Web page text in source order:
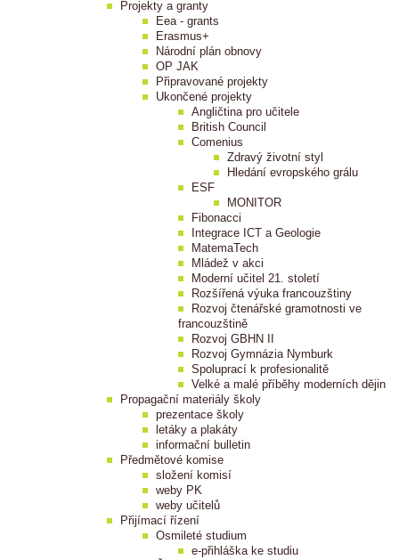
Projekty a granty
Eea - grants
Erasmus+
Národní plán obnovy
OP JAK
Připravované projekty
Ukončené projekty
Angličtina pro učitele
British Council
Comenius
Zdravý životní styl
Hledání evropského grálu
ESF
MONITOR
Fibonacci
Integrace ICT a Geologie
MatemaTech
Mládež v akci
Moderní učitel 21. století
Rozšířená výuka francouzštiny
Rozvoj čtenářské gramotnosti ve
francouzštině
Rozvoj GBHN II
Rozvoj Gymnázia Nymburk
Spoluprací k profesionalitě
Velké a malé příběhy moderních dějin
Propagační materiály školy
prezentace školy
letáky a plakáty
informační bulletin
Předmětové komise
složení komisí
weby PK
weby učitelů
Přijímací řízení
Osmileté studium
e-přihláška ke studiu